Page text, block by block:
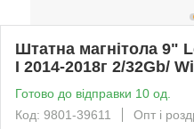
Штатна магнітола 9"
I 2014-2018г 2/32Gb/
Готово до відправки 10 од.
Код: 9801-39611
Опт і